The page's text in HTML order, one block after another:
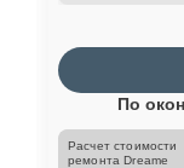
По
Расчет стоимости
ремонта Dreame